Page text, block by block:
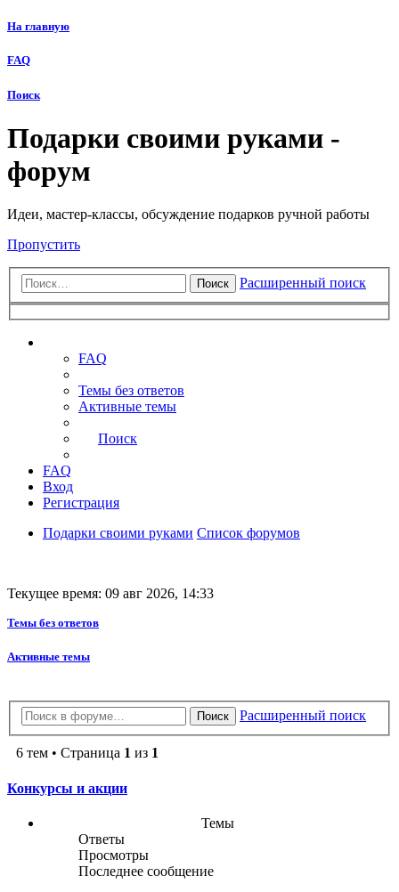
На главную
FAQ
Поиск
Подарки своими руками -
форум
Идеи, мастер-классы, обсуждение подарков ручной работы
Пропустить
Поиск Расширенный поиск
FAQ
Темы без ответов
Активные темы
Поиск
FAQ
Вход
Регистрация
Подарки своими руками Список форумов
Текущее время: 09 авг 2026, 14:33
Темы без ответов
Активные темы
Поиск Расширенный поиск
6 тем • Страница 1 из 1
Конкурсы и акции
Темы
Ответы
Просмотры
Последнее сообщение